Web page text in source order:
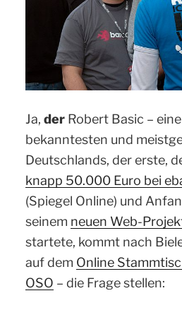
Ja, der Robert Basic –
bekanntesten und
Deutschlands, der erste,
knapp 50.000 Euro bei
(Spiegel Online) und
seinem neuen Web-
startete, kommt nach
auf dem Online
OSO – die Frage stellen: